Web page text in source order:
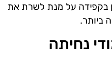
בקפידה על מנת לשרת את
ביותר.
נחיתה